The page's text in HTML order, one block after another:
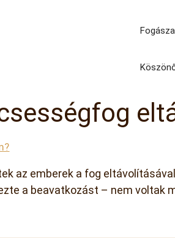
az emberek a fog
a beavatkozást – nem voltak